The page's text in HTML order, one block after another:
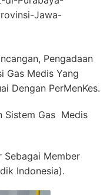
Jawa-
Pengadaan
Gas Medis Yang
Dengan PerMenKes.
Sistem Gas Medis
Sebagai Member
Indonesia).